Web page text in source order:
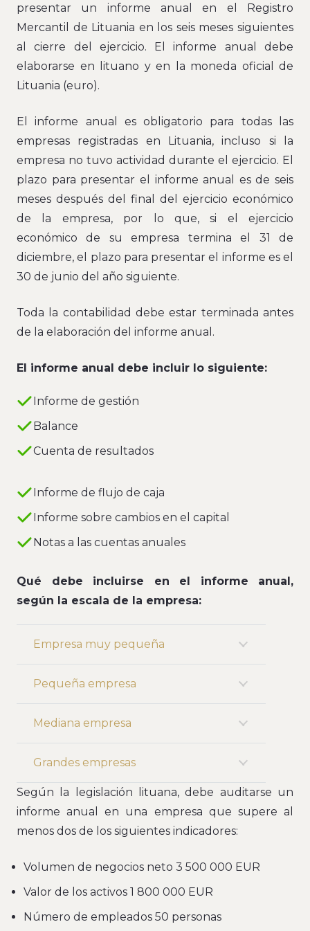
presentar un informe anual en el Registro
Mercantil de Lituania en los seis meses siguientes
al cierre del ejercicio. El informe anual debe
elaborarse en lituano y en la moneda oficial de
Lituania (euro).
El informe anual es obligatorio para todas las
empresas registradas en Lituania, incluso si la
empresa no tuvo actividad durante el ejercicio. El
plazo para presentar el informe anual es de seis
meses después del final del ejercicio económico
de la empresa, por lo que, si el ejercicio
económico de su empresa termina el 31 de
diciembre, el plazo para presentar el informe es el
30 de junio del año siguiente.
Toda la contabilidad debe estar terminada antes
de la elaboración del informe anual.
El informe anual debe incluir lo siguiente:
Informe de gestión
Balance
Cuenta de resultados
Informe de flujo de caja
Informe sobre cambios en el capital
Notas a las cuentas anuales
Qué debe incluirse en el informe anual,
según la escala de la empresa:
Empresa muy pequeña
Pequeña empresa
Mediana empresa
Grandes empresas
Según la legislación lituana, debe auditarse un
informe anual en una empresa que supere al
menos dos de los siguientes indicadores:
Volumen de negocios neto 3 500 000 EUR
Valor de los activos 1 800 000 EUR
Número de empleados 50 personas